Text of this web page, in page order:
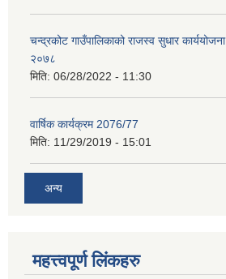
चन्द्रकोट गाउँपालिकाको राजस्व सुधार कार्ययोजना
२०७८
मिति: 06/28/2022 - 11:30
वार्षिक कार्यक्रम 2076/77
मिति: 11/29/2019 - 15:01
अन्य
महत्त्वपूर्ण लिंकहरु